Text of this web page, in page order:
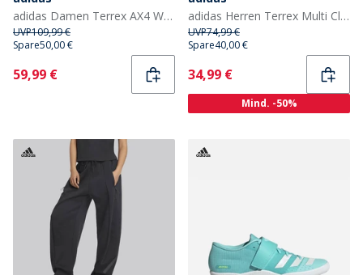
adidas Damen Terrex AX4 Wanderschuhe Grey Six/Preloved Fig/Core Black
UVP109,99 €
Spare50,00 €
Current
59,99 €
adidas Herren Terrex Multi Climawarm Fleece Anorak Preloved Teal/Cardboard/Semi Impact Orange
UVP74,99 €
Spare40,00 €
Current
34,99 €
Mind. -50%